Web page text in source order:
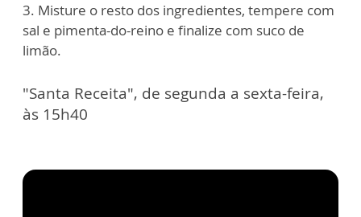
3. Misture o resto dos ingredientes, tempere com
sal e pimenta-do-reino e finalize com suco de
limão.
"Santa Receita", de segunda a sexta-feira,
às 15h40